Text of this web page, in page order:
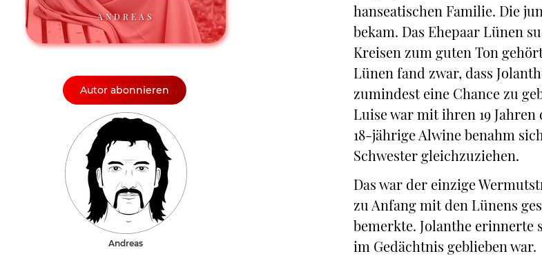
ANDREAS
Autor abonnieren
Andreas
hanseatischen Familie. Die
bekam. Das Ehepaar Lünen
Kreisen zum guten Ton
Lünen fand zwar, dass
zumindest eine Chance zu
Luise war mit ihren 19
18-jährige Alwine benahm
Schwester gleichzuziehen.
Das war der einzige
zu Anfang mit den Lünens
bemerkte. Jolanthe erinnerte
im Gedächtnis geblieben war.